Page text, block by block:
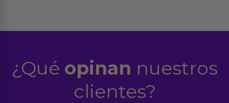
¿Qué opinan nuestros
clientes?